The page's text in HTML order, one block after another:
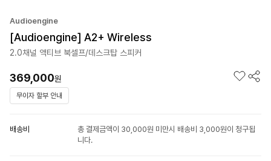
Audioengine
[Audioengine] A2+ Wireless
2.0채널 액티브 북셀프/데스크탑 스피커
369,000원
무이자 할부 안내
배송비
총 결제금액이 30,000원 미만시 배송비 3,000원이 청구됩
니다.